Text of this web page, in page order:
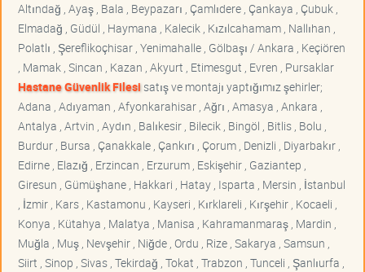
Altındağ , Ayaş , Bala , Beypazarı , Çamlıdere , Çankaya , Çubuk ,
Elmadağ , Güdül , Haymana , Kalecik , Kızılcahamam , Nallıhan ,
Polatlı , Şereflikoçhisar , Yenimahalle , Gölbaşı / Ankara , Keçiören
, Mamak , Sincan , Kazan , Akyurt , Etimesgut , Evren , Pursaklar
Hastane Güvenlik Filesisatış ve montajı yaptığımız şehirler;
Adana , Adıyaman , Afyonkarahisar , Ağrı , Amasya , Ankara ,
Antalya , Artvin , Aydın , Balıkesir , Bilecik , Bingöl , Bitlis , Bolu ,
Burdur , Bursa , Çanakkale , Çankırı , Çorum , Denizli , Diyarbakır ,
Edirne , Elazığ , Erzincan , Erzurum , Eskişehir , Gaziantep ,
Giresun , Gümüşhane , Hakkari , Hatay , Isparta , Mersin , İstanbul
, İzmir , Kars , Kastamonu , Kayseri , Kırklareli , Kırşehir , Kocaeli ,
Konya , Kütahya , Malatya , Manisa , Kahramanmaraş , Mardin ,
Muğla , Muş , Nevşehir , Niğde , Ordu , Rize , Sakarya , Samsun ,
Siirt , Sinop , Sivas , Tekirdağ , Tokat , Trabzon , Tunceli , Şanlıurfa ,